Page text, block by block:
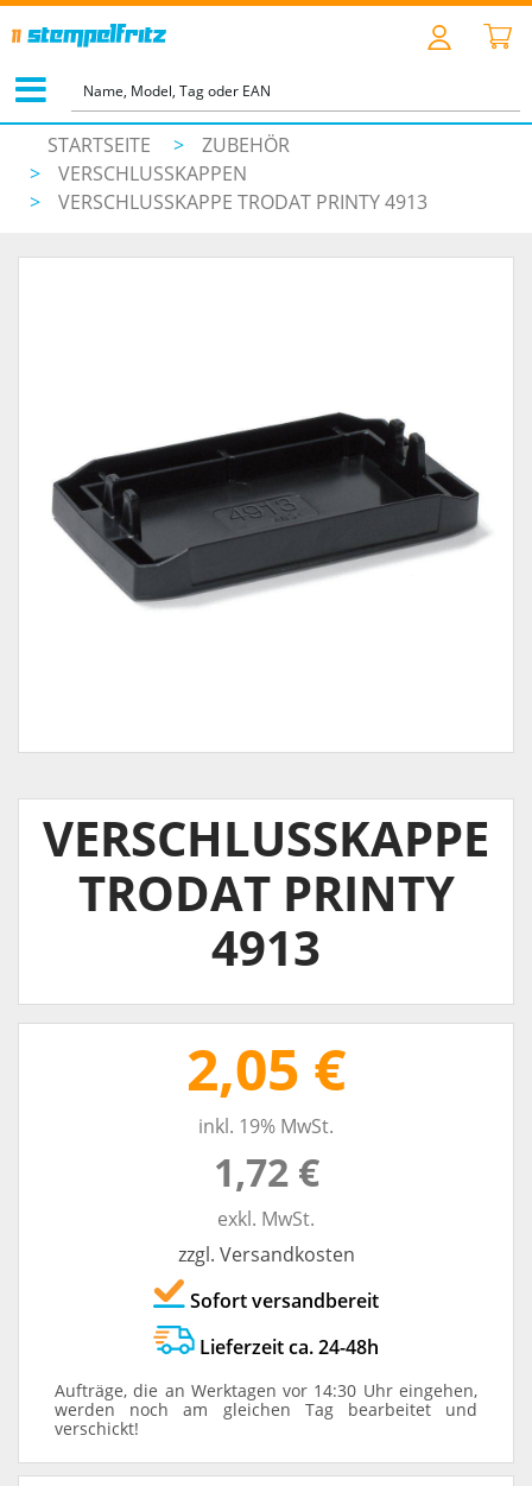
STARTSEITE >
ZUBEHÖR
>
VERSCHLUSSKAPPEN
>
VERSCHLUSSKAPPE TRODAT PRINTY 4913
VERSCHLUSSKAPPE
TRODAT PRINTY
4913
2,05 €
inkl. 19% MwSt.
1,72 €
exkl. MwSt.
zzgl. Versandkosten
Sofort versandbereit
Lieferzeit ca. 24-48h
Aufträge, die an Werktagen vor 14:30 Uhr eingehen,
werden noch am gleichen Tag bearbeitet und
verschickt!